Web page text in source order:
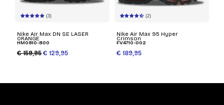
(3)
Nike Air Max DN SE LASER
ORANGE
HM0810-800
€ 159,95 € 129,95
(2)
Nike Air Max 95 Hyper
Crimson
FV4710-002
€ 189,95